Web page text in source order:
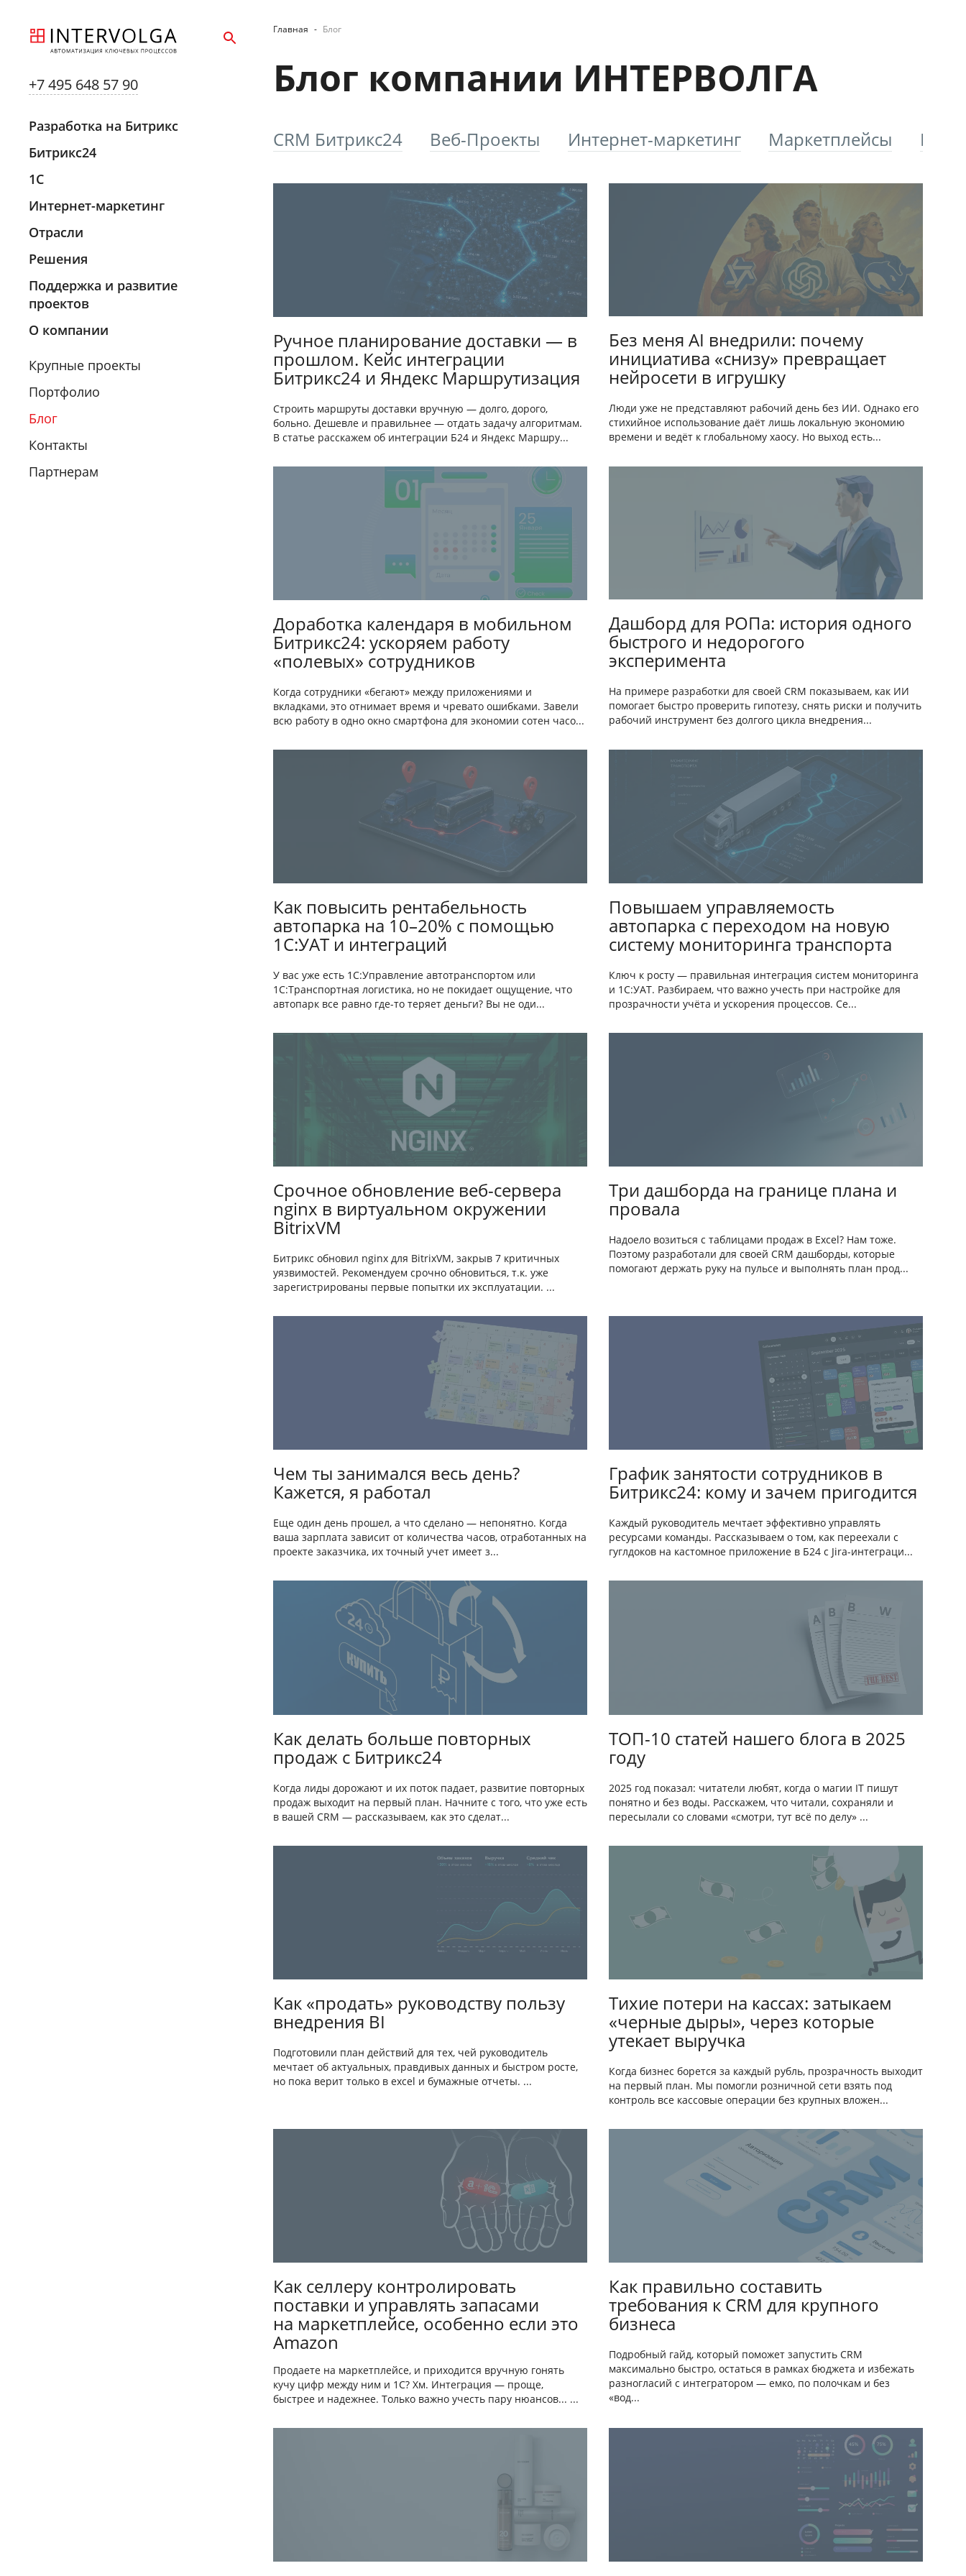
+7 495 648 57 90
Разработка на Битрикс
Битрикс24
1С
Интернет-маркетинг
Отрасли
Решения
Поддержка и развитие
проектов
О компании
Крупные проекты
Портфолио
Блог
Контакты
Партнерам
Главная - Блог
Блог компании ИНТЕРВОЛГА
CRM Битрикс24 Веб-Проекты Интернет-маркетинг Маркетплейсы
Ручное планирование доставки — в
прошлом. Кейс интеграции
Битрикс24 и Яндекс Маршрутизация
Строить маршруты доставки вручную — долго, дорого,
больно. Дешевле и правильнее — отдать задачу алгоритмам.
В статье расскажем об интеграции Б24 и Яндекс Маршру...
Без меня AI внедрили: почему
инициатива «снизу» превращает
нейросети в игрушку
Люди уже не представляют рабочий день без ИИ. Однако его
стихийное использование даёт лишь локальную экономию
времени и ведёт к глобальному хаосу. Но выход есть...
Доработка календаря в мобильном
Битрикс24: ускоряем работу
«полевых» сотрудников
Когда сотрудники «бегают» между приложениями и
вкладками, это отнимает время и чревато ошибками. Завели
всю работу в одно окно смартфона для экономии сотен часо...
Дашборд для РОПа: история одного
быстрого и недорогого
эксперимента
На примере разработки для своей CRM показываем, как ИИ
помогает быстро проверить гипотезу, снять риски и получить
рабочий инструмент без долгого цикла внедрения...
Как повысить рентабельность
автопарка на 10–20% с помощью
1С:УАТ и интеграций
У вас уже есть 1С:Управление автотранспортом или
1С:Транспортная логистика, но не покидает ощущение, что
автопарк все равно где-то теряет деньги? Вы не оди...
Повышаем управляемость
автопарка с переходом на новую
систему мониторинга транспорта
Ключ к росту — правильная интеграция систем мониторинга
и 1С:УАТ. Разбираем, что важно учесть при настройке для
прозрачности учёта и ускорения процессов. Се...
Срочное обновление веб-сервера
nginx в виртуальном окружении
BitrixVM
Битрикс обновил nginx для BitrixVM, закрыв 7 критичных
уязвимостей. Рекомендуем срочно обновиться, т.к. уже
зарегистрированы первые попытки их эксплуатации. ...
Три дашборда на границе плана и
провала
Надоело возиться с таблицами продаж в Excel? Нам тоже.
Поэтому разработали для своей CRM дашборды, которые
помогают держать руку на пульсе и выполнять план прод...
Чем ты занимался весь день?
Кажется, я работал
Еще один день прошел, а что сделано — непонятно. Когда
ваша зарплата зависит от количества часов, отработанных на
проекте заказчика, их точный учет имеет з...
График занятости сотрудников в
Битрикс24: кому и зачем пригодится
Каждый руководитель мечтает эффективно управлять
ресурсами команды. Рассказываем о том, как переехали с
гуглдоков на кастомное приложение в Б24 с Jira-интеграци...
Как делать больше повторных
продаж с Битрикс24
Когда лиды дорожают и их поток падает, развитие повторных
продаж выходит на первый план. Начните с того, что уже есть
в вашей CRM — рассказываем, как это сделат...
ТОП-10 статей нашего блога в 2025
году
2025 год показал: читатели любят, когда о магии IT пишут
понятно и без воды. Расскажем, что читали, сохраняли и
пересылали со словами «смотри, тут всё по делу» ...
Как «продать» руководству пользу
внедрения BI
Подготовили план действий для тех, чей руководитель
мечтает об актуальных, правдивых данных и быстром росте,
но пока верит только в excel и бумажные отчеты. ...
Тихие потери на кассах: затыкаем
«черные дыры», через которые
утекает выручка
Когда бизнес борется за каждый рубль, прозрачность выходит
на первый план. Мы помогли розничной сети взять под
контроль все кассовые операции без крупных вложен...
Как селлеру контролировать
поставки и управлять запасами
на маркетплейсе, особенно если это
Amazon
Продаете на маркетплейсе, и приходится вручную гонять
кучу цифр между ним и 1С? Хм. Интеграция — проще,
быстрее и надежнее. Только важно учесть пару нюансов... ...
Как правильно составить
требования к CRM для крупного
бизнеса
Подробный гайд, который поможет запустить CRM
максимально быстро, остаться в рамках бюджета и избежать
разногласий с интегратором — емко, по полочкам и без
«вод...